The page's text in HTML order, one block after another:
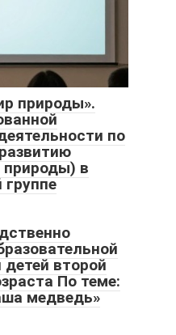
природы».
по
в
группе
второй
По теме:
медведь»